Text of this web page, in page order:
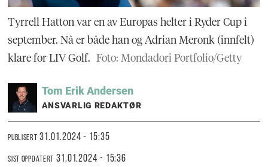
Tyrrell Hatton var en av Europas helter i Ryder Cup i
september. Nå er både han og Adrian Meronk (innfelt)
klare for LIV Golf. Foto: Mondadori Portfolio/Getty
Tom Erik Andersen
ANSVARLIG REDAKTØR
PUBLISERT 31.01.2024 - 15:35
SIST OPPDATERT 31.01.2024 - 15:36